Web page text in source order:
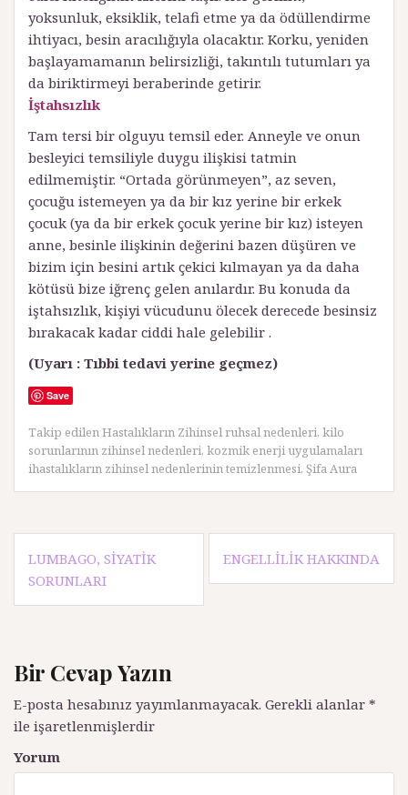
yoksunluk, eksiklik, telafi etme ya da ödüllendirme
ihtiyacı, besin aracılığıyla olacaktır. Korku, yeniden
başlayamamanın belirsizliği, takıntılı tutumları ya
da biriktirmeyi beraberinde getirir.
İştahsızlık
Tam tersi bir olguyu temsil eder. Anneyle ve onun
besleyici temsiliyle duygu ilişkisi tatmin
edilmemiştir. “Ortada görünmeyen”, az seven,
çocuğu istemeyen ya da bir kız yerine bir erkek
çocuk (ya da bir erkek çocuk yerine bir kız) isteyen
anne, besinle ilişkinin değerini bazen düşüren ve
bizim için besini artık çekici kılmayan ya da daha
kötüsü bize iğrenç gelen anılardır. Bu konuda da
iştahsızlık, kişiyi vücudunu ölecek derecede besinsiz
bırakacak kadar ciddi hale gelebilir .
(Uyarı : Tıbbi tedavi yerine geçmez)
Save
Takip edilenHastalıkların Zihinsel ruhsal nedenleri, kilo
sorunlarının zihinsel nedenleri, kozmik enerji uygulamaları
ihastalıkların zihinsel nedenlerinin temizlenmesi, Şifa Aura
Y
a
ı
d
o
l
a
LUMBAGO, SIYATIK
SORUNLARI
ENGELLILIK HAKKINDA
Bir Cevap Yazın
E-posta hesabınız yayımlanmayacak. Gerekli alanlar *
ile işaretlenmişlerdir
Yorum